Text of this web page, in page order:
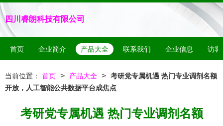
四川睿朗科技有限公司
首页 企业简介 产品大全 联系我们 企业信息 访客
当前位置： 首页 > 产品大全 > 考研党专属机遇 热门专业调剂名额
开放，人工智能公共数据平台成焦点
考研党专属机遇 热门专业调剂名额